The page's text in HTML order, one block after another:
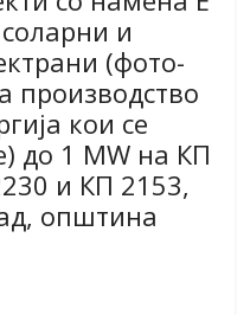
и
(фото-
производство
кои се
до 1 MW на КП
и КП 2153,
општина